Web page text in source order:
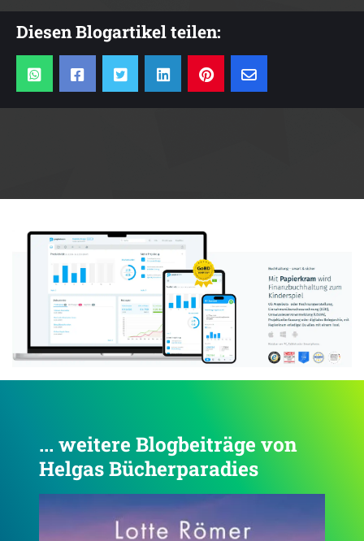
Diesen Blogartikel teilen:
... weitere Blogbeiträge von
Helgas Bücherparadies